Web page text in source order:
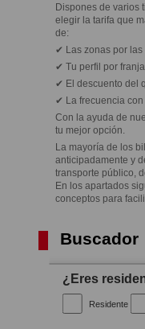
Dispones de varios
elegir la tarifa que
de:
✔ Las zonas por las
✔ Tu perfil por
✔ El descuento del
✔ La frecuencia
Con la ayuda de
tu mejor opción.
La mayoría de los
anticipadamente y
transporte público,
En los apartados
conceptos para
Buscador
¿Eres
Residente